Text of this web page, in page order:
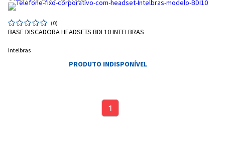
(0)
BASE DISCADORA HEADSETS BDI 10 INTELBRAS
Intelbras
PRODUTO INDISPONÍVEL
1